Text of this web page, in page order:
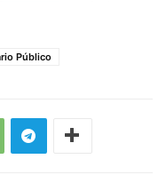
Público